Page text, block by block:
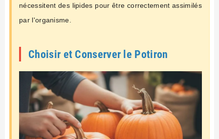
nécessitent des lipides pour être correctement assimilés
par l'organisme.
Choisir et Conserver le Potiron